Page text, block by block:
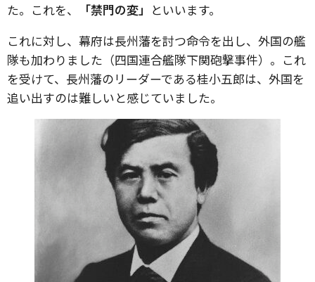
た。これを、
「禁門の変」 といいます。
これに対し、幕府は長州藩を討つ命令を出し、外国の艦
隊も加わりました（四国連合艦隊下関砲撃事件）。これ
を受けて、長州藩のリーダーである桂小五郎は、外国を
追い出すのは難しいと感じていました。